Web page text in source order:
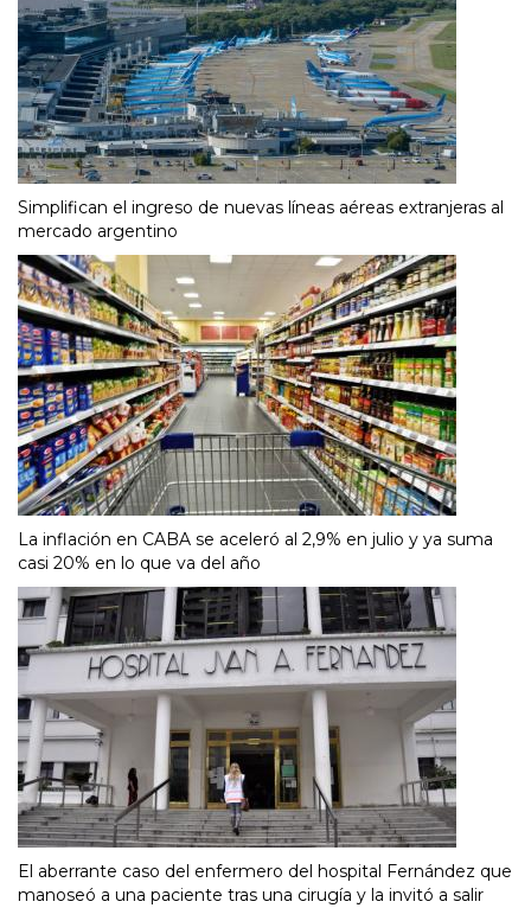
Simplifican el ingreso de nuevas líneas aéreas extranjeras al
mercado argentino
La inflación en CABA se aceleró al 2,9% en julio y ya suma
casi 20% en lo que va del año
El aberrante caso del enfermero del hospital Fernández que
manoseó a una paciente tras una cirugía y la invitó a salir